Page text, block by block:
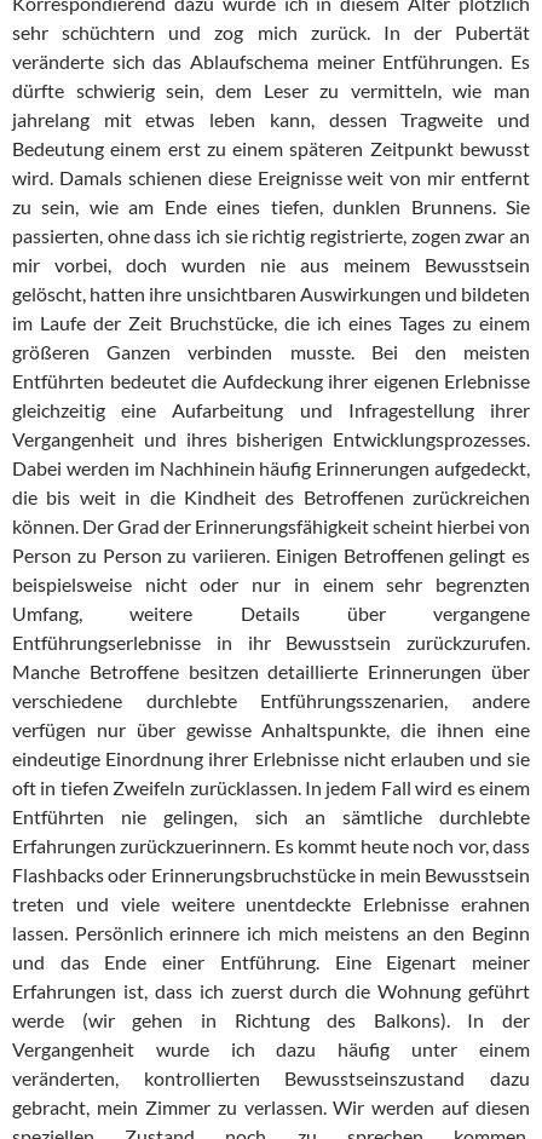
sehr schüchtern und zog mich zurück. In der Pubertät
veränderte sich das Ablaufschema meiner Entführungen. Es
dürfte schwierig sein, dem Leser zu vermitteln, wie man
jahrelang mit etwas leben kann, dessen Tragweite und
Bedeutung einem erst zu einem späteren Zeitpunkt bewusst
wird. Damals schienen diese Ereignisse weit von mir entfernt
zu sein, wie am Ende eines tiefen, dunklen Brunnens. Sie
passierten, ohne dass ich sie richtig registrierte, zogen zwar an
mir vorbei, doch wurden nie aus meinem Bewusstsein
gelöscht, hatten ihre unsichtbaren Auswirkungen und bildeten
im Laufe der Zeit Bruchstücke, die ich eines Tages zu einem
größeren Ganzen verbinden musste. Bei den meisten
Entführten bedeutet die Aufdeckung ihrer eigenen Erlebnisse
gleichzeitig eine Aufarbeitung und Infragestellung ihrer
Vergangenheit und ihres bisherigen Entwicklungsprozesses.
Dabei werden im Nachhinein häufig Erinnerungen aufgedeckt,
die bis weit in die Kindheit des Betroffenen zurückreichen
können. Der Grad der Erinnerungsfähigkeit scheint hierbei von
Person zu Person zu variieren. Einigen Betroffenen gelingt es
beispielsweise nicht oder nur in einem sehr begrenzten
Umfang, weitere Details über vergangene
Entführungserlebnisse in ihr Bewusstsein zurückzurufen.
Manche Betroffene besitzen detaillierte Erinnerungen über
verschiedene durchlebte Entführungsszenarien, andere
verfügen nur über gewisse Anhaltspunkte, die ihnen eine
eindeutige Einordnung ihrer Erlebnisse nicht erlauben und sie
oft in tiefen Zweifeln zurücklassen. In jedem Fall wird es einem
Entführten nie gelingen, sich an sämtliche durchlebte
Erfahrungen zurückzuerinnern. Es kommt heute noch vor, dass
Flashbacks oder Erinnerungsbruchstücke in mein Bewusstsein
treten und viele weitere unentdeckte Erlebnisse erahnen
lassen. Persönlich erinnere ich mich meistens an den Beginn
und das Ende einer Entführung. Eine Eigenart meiner
Erfahrungen ist, dass ich zuerst durch die Wohnung geführt
werde (wir gehen in Richtung des Balkons). In der
Vergangenheit wurde ich dazu häufig unter einem
veränderten, kontrollierten Bewusstseinszustand dazu
gebracht, mein Zimmer zu verlassen. Wir werden auf diesen